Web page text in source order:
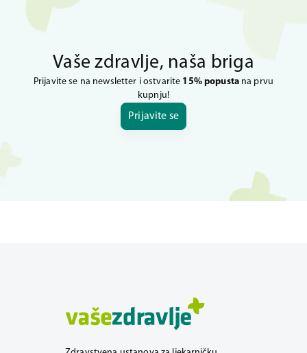
Vaše zdravlje, naša briga
Prijavite se na newsletter i ostvarite 15% popustana prvu
kupnju!
Prijavite se